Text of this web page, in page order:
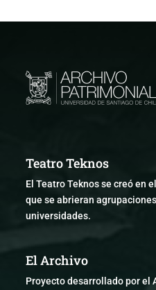
Teatro Teknos
El Teatro Teknos se creó en
que se abrieran
universidades.
El Archivo
Proyecto desarrollado por el